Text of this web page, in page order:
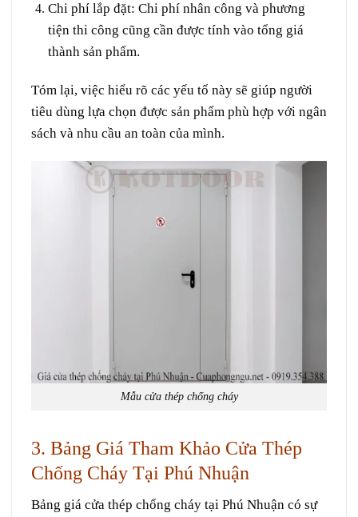
Chi phí lắp đặt: Chi phí nhân công và phương
tiện thi công cũng cần được tính vào tổng giá
thành sản phẩm.
Tóm lại, việc hiểu rõ các yếu tố này sẽ giúp người
tiêu dùng lựa chọn được sản phẩm phù hợp với ngân
sách và nhu cầu an toàn của mình.
Mẫu cửa thép chống cháy
3. Bảng Giá Tham Khảo Cửa Thép
Chống Cháy Tại Phú Nhuận
Bảng giá cửa thép chống cháy tại Phú Nhuận có sự